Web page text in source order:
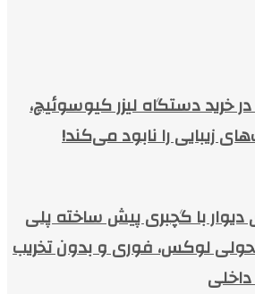
در خرید دستگاه لیزر کیوسوئیچ،
زیبایی را نابود می‌کند!
دیوار با گچبری پیش ساخته پلی
تحولی لوکس، فوری و بدون تخریب